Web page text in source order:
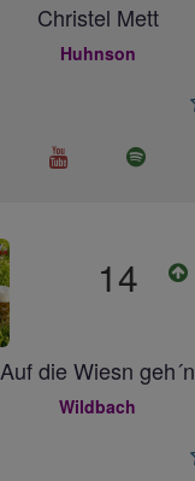
Christel Mett
Huhnson
14
Auf die Wiesn geh´n
Wildbach